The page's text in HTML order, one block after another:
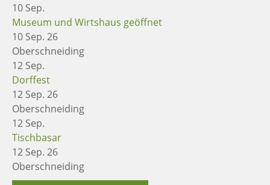
10 Sep.
Museum und Wirtshaus geöffnet
10 Sep. 26
Oberschneiding
12 Sep.
Dorffest
12 Sep. 26
Oberschneiding
12 Sep.
Tischbasar
12 Sep. 26
Oberschneiding